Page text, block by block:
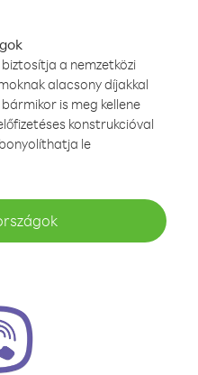
a nemzetközi
alacsony díjakkal
is meg kellene
konstrukcióval
le